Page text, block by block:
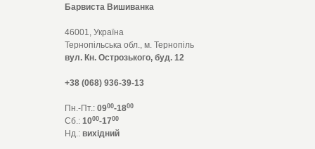
Барвиста Вишиванка
46001, Україна
Тернопільська обл., м. Тернопіль
вул. Кн. Острозького, буд. 12
+38 (068) 936-39-13
Пн.-Пт.: 0900-1800
Сб.: 1000-1700
Нд.: вихідний